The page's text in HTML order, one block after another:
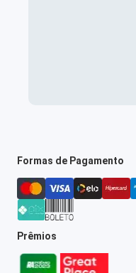
Formas de Pagamento
Prêmios